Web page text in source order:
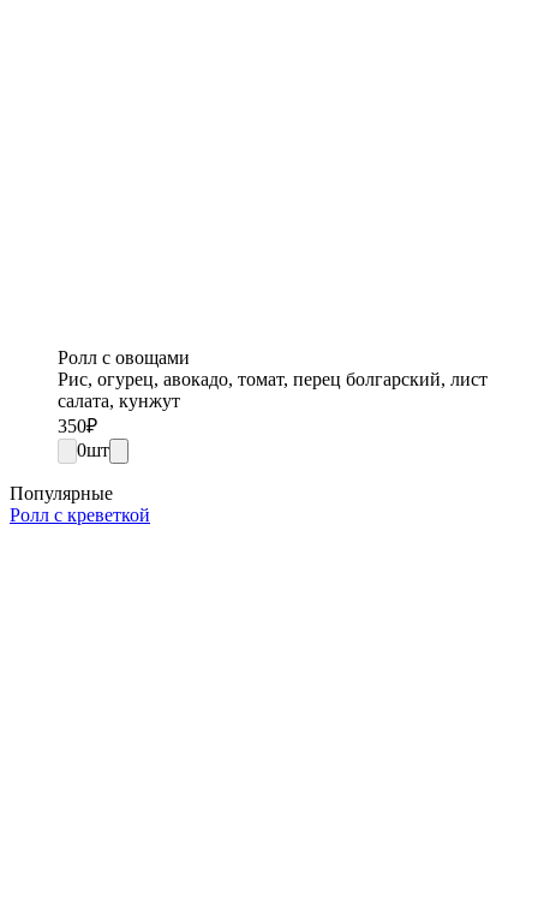
Ролл с овощами
Рис, огурец, авокадо, томат, перец болгарский, лист
салата, кунжут
350₽
0шт
Популярные
Ролл с креветкой